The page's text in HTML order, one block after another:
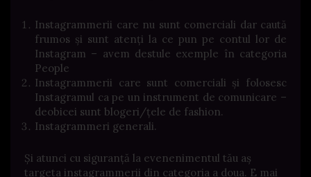
Instagrammerii care nu sunt comerciali dar caută
frumos și sunt atenți la ce pun pe contul lor de
Instagram – avem destule exemple în categoria
People
Instagrammerii care sunt comerciali și folosesc
Instagramul ca pe un instrument de comunicare –
deobicei sunt blogeri/țele de fashion.
Instagrammeri generali.
Și atunci cu siguranță la evenenimentul tău aș
targeta instagrammerii din categoria a doua. E mai